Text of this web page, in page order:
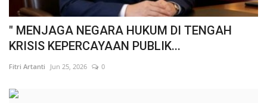
" MENJAGA NEGARA HUKUM DI TENGAH
KRISIS KEPERCAYAAN PUBLIK...
Fitri Artanti Jun 25, 2026 0